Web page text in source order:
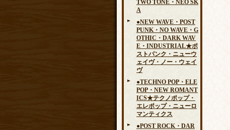
TWO TONE・NEO SK
A
●NEW WAVE・POST
PUNK・NO WAVE・G
OTHIC・DARK WAV
E・INDUSTRIAL★ポ
ストパンク・ニューウ
ェイヴ・ノー・ウェイ
ヴ
●TECHNO POP・ELE
POP・NEW ROMANT
ICS★テクノポップ・
エレポップ・ニューロ
マンティクス
●POST ROCK・DAR